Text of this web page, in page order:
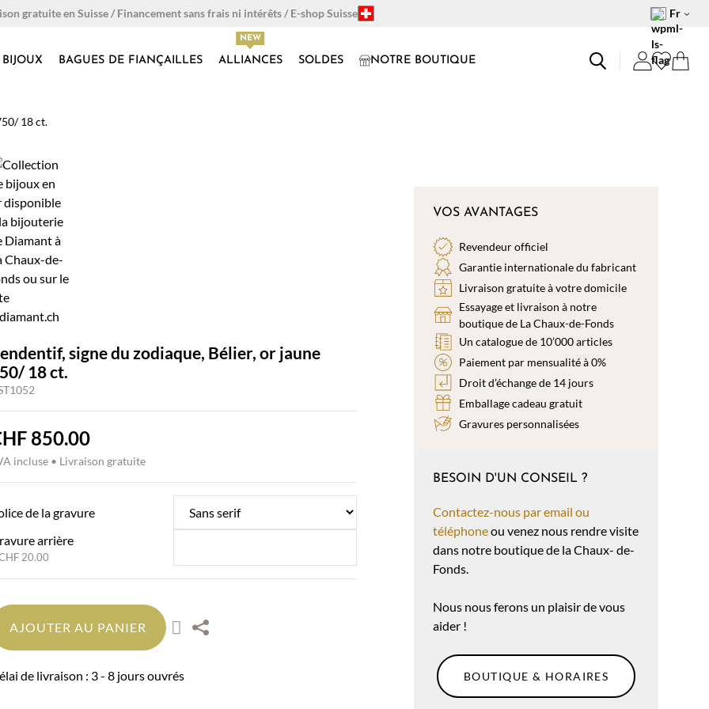
gratuite en Suisse / Financement sans frais ni intérêts / E-shop Suisse Fr
BIJOUX BAGUES DE FIANÇAILLES ALLIANCES SOLDES NOTRE BOUTIQUE
18 ct.
signe du zodiaque, Bélier, or jaune
18 ct.
850.00
incluse • Livraison gratuite
de la gravure
arrière
AJOUTER AU PANIER
de livraison : 3 - 8 jours ouvrés
VOS AVANTAGES
Revendeur officiel
Garantie internationale du fabricant
Livraison gratuite à votre domicile
Essayage et livraison à notre
boutique de La Chaux-de-Fonds
Un catalogue de 10’000 articles
Paiement par mensualité à 0%
Droit d’échange de 14 jours
Emballage cadeau gratuit
Gravures personnalisées
BESOIN D'UN CONSEIL ?
Contactez-nous par email ou
téléphoneou venez nous rendre visite
dans notre boutique de la Chaux- de-
Fonds.
Nous nous ferons un plaisir de vous
aider !
BOUTIQUE & HORAIRES